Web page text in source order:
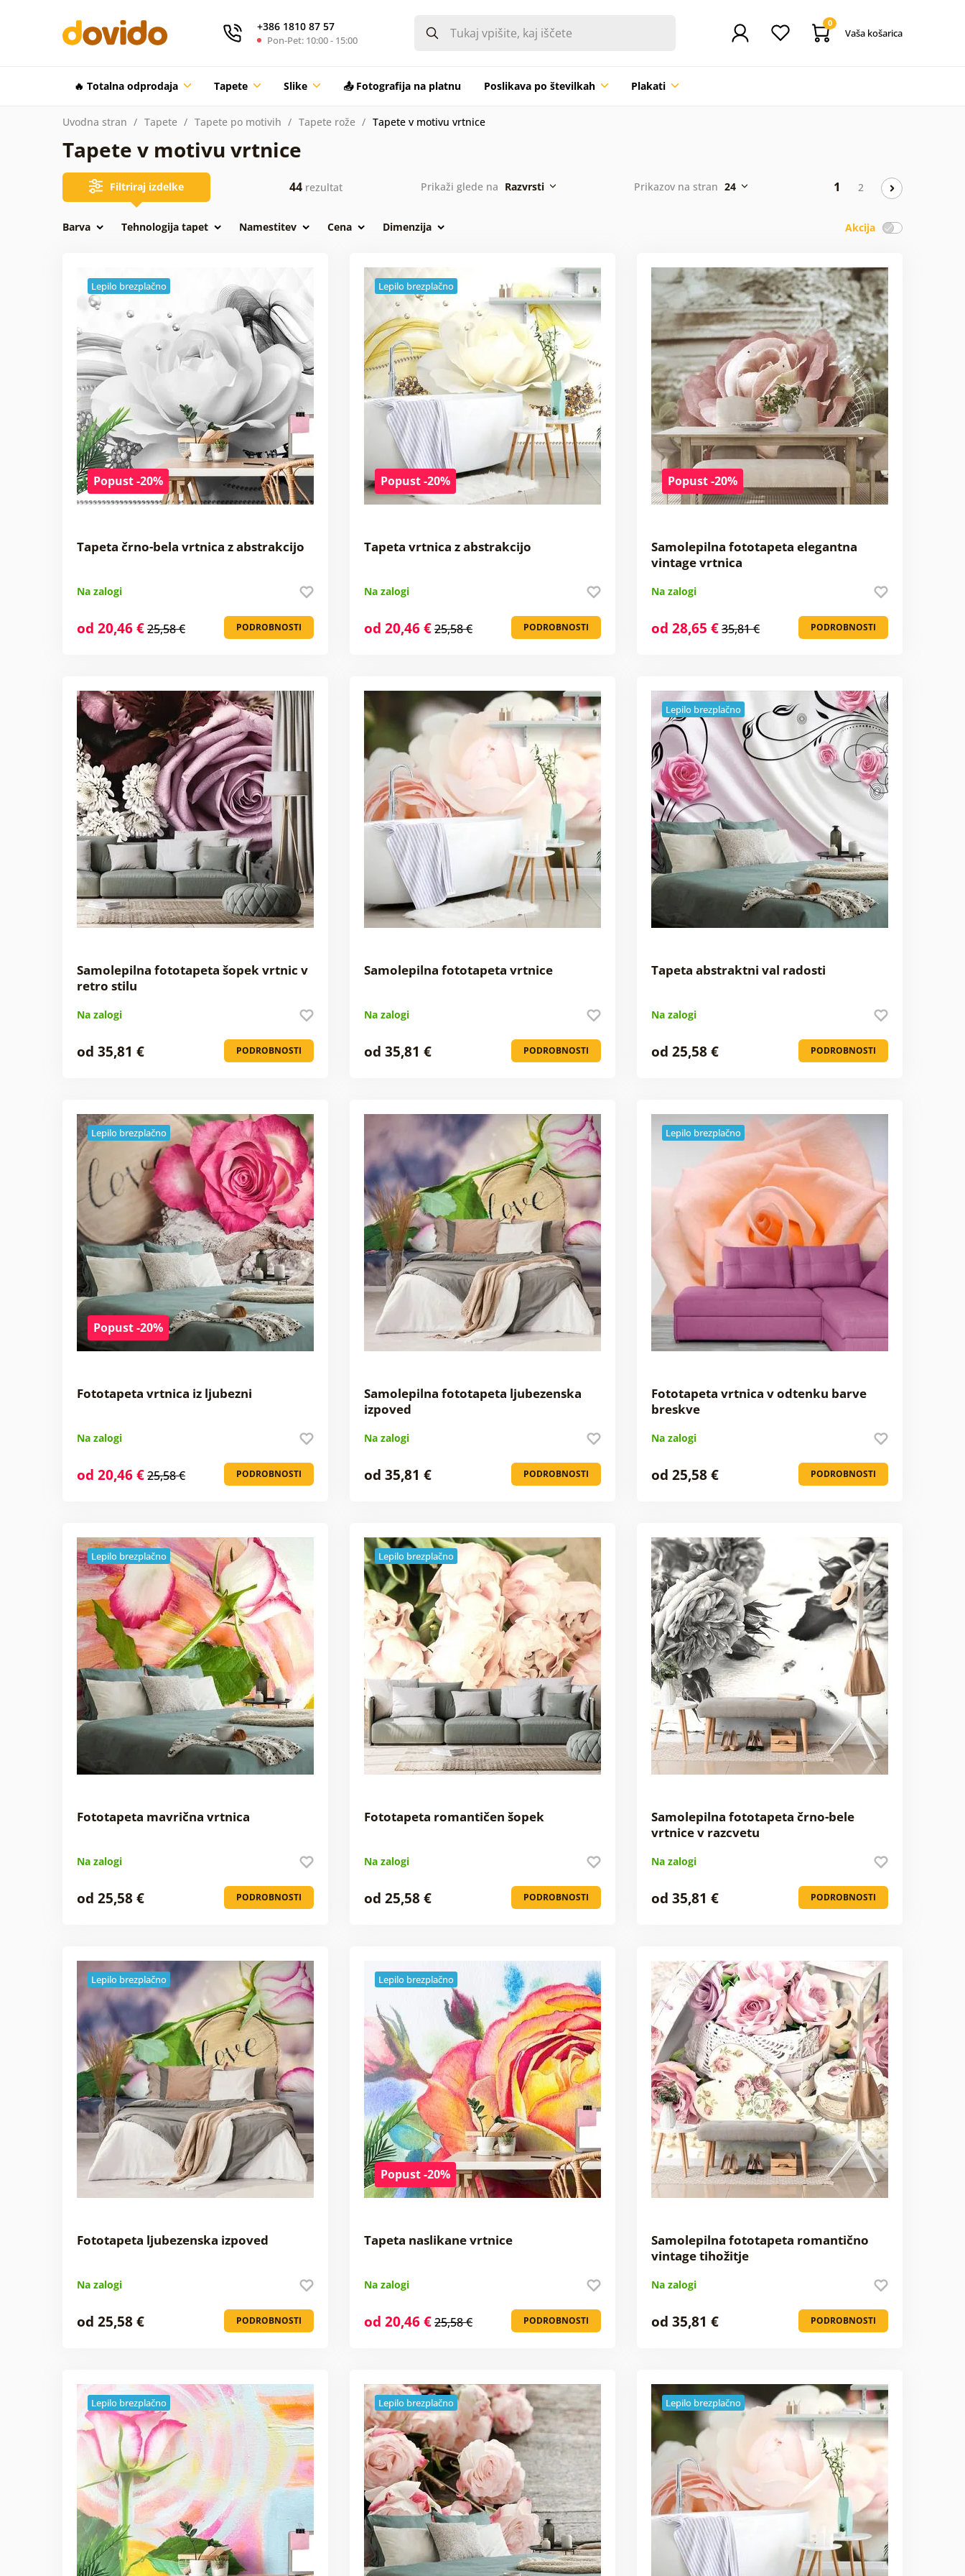
+386 1810 87 57
Pon-Pet: 10:00 - 15:00
0
Vaša košarica
🔥 Totalna odprodaja Tapete Slike 📤 Fotografija na platnu Poslikava po številkah Plakati
Uvodna stran Tapete Tapete po motivih Tapete rože Tapete v motivu vrtnice
Tapete v motivu vrtnice
Filtriraj izdelke 44rezultat Prikaži glede na Razvrsti Prikazov na stran 24 1 2
Akcija
Barva Tehnologija tapet Namestitev Cena Dimenzija
Lepilo brezplačno
Popust -20%
Tapeta črno-bela vrtnica z abstrakcijo
Na zalogi
PODROBNOSTI
od 20,46 €25,58 €
Lepilo brezplačno
Popust -20%
Tapeta vrtnica z abstrakcijo
Na zalogi
PODROBNOSTI
od 20,46 €25,58 €
Popust -20%
Samolepilna fototapeta elegantna
vintage vrtnica
Na zalogi
PODROBNOSTI
od 28,65 €35,81 €
Samolepilna fototapeta šopek vrtnic v
retro stilu
Na zalogi
PODROBNOSTI
od 35,81 €
Samolepilna fototapeta vrtnice
Na zalogi
PODROBNOSTI
od 35,81 €
Lepilo brezplačno
Tapeta abstraktni val radosti
Na zalogi
PODROBNOSTI
od 25,58 €
Lepilo brezplačno
Popust -20%
Fototapeta vrtnica iz ljubezni
Na zalogi
PODROBNOSTI
od 20,46 €25,58 €
Samolepilna fototapeta ljubezenska
izpoved
Na zalogi
PODROBNOSTI
od 35,81 €
Lepilo brezplačno
Fototapeta vrtnica v odtenku barve
breskve
Na zalogi
PODROBNOSTI
od 25,58 €
Lepilo brezplačno
Fototapeta mavrična vrtnica
Na zalogi
PODROBNOSTI
od 25,58 €
Lepilo brezplačno
Fototapeta romantičen šopek
Na zalogi
PODROBNOSTI
od 25,58 €
Samolepilna fototapeta črno-bele
vrtnice v razcvetu
Na zalogi
PODROBNOSTI
od 35,81 €
Lepilo brezplačno
Fototapeta ljubezenska izpoved
Na zalogi
PODROBNOSTI
od 25,58 €
Lepilo brezplačno
Popust -20%
Tapeta naslikane vrtnice
Na zalogi
PODROBNOSTI
od 20,46 €25,58 €
Samolepilna fototapeta romantično
vintage tihožitje
Na zalogi
PODROBNOSTI
od 35,81 €
Lepilo brezplačno Lepilo brezplačno Lepilo brezplačno